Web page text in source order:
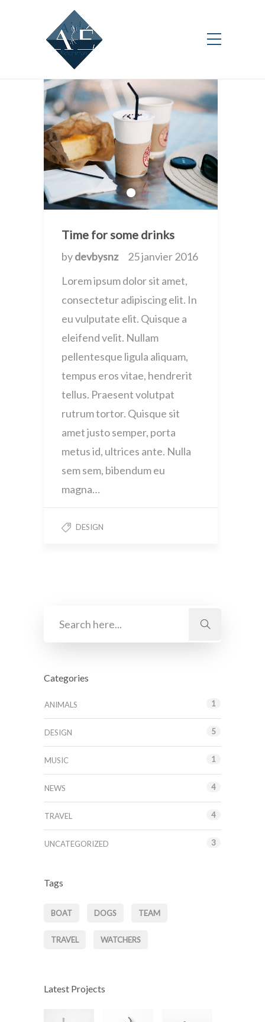
Time for some drinks
bydevbysnz
25 janvier 2016
Lorem ipsum dolor sit amet,
consectetur adipiscing elit. In
eu vulputate elit. Quisque a
eleifend velit. Nullam
pellentesque ligula aliquam,
tempus eros vitae, hendrerit
tellus. Praesent volutpat
rutrum tortor. Quisque sit
amet justo semper, porta
metus id, ultrices ante. Nulla
sem sem, bibendum eu
magna…
DESIGN
Categories
ANIMALS 1
DESIGN 5
MUSIC 1
NEWS 4
TRAVEL 4
UNCATEGORIZED 3
Tags
BOAT DOGS TEAM
TRAVEL WATCHERS
Latest Projects